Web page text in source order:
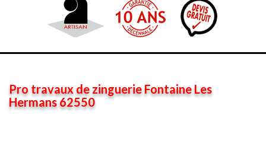
Pro travaux de zinguerie Fontaine Les
Hermans 62550